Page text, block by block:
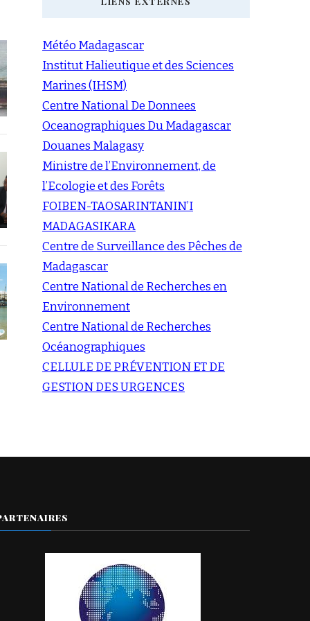
Météo Madagascar
Institut Halieutique et des Sciences
Marines (IHSM)
Centre National De Donnees
Oceanographiques Du Madagascar
Douanes Malagasy
Ministre de l’Environnement, de
l’Ecologie et des Forêts
FOIBEN-TAOSARINTANIN’I
MADAGASIKARA
Centre de Surveillance des Pêches de
Madagascar
Centre National de Recherches en
Environnement
Centre National de Recherches
Océanographiques
CELLULE DE PRÉVENTION ET DE
GESTION DES URGENCES